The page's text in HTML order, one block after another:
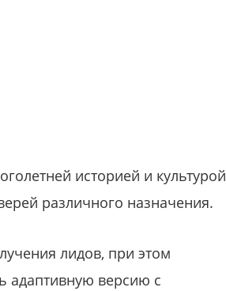
историей и культурой
различного назначения.
лидов, при этом
адаптивную версию с